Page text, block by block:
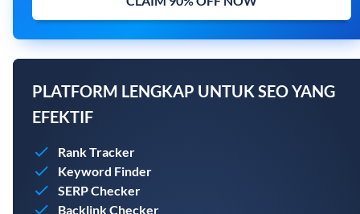
PLATFORM LENGKAP UNTUK SEO YANG
EFEKTIF
Rank Tracker
Keyword Finder
SERP Checker
Backlink Checker